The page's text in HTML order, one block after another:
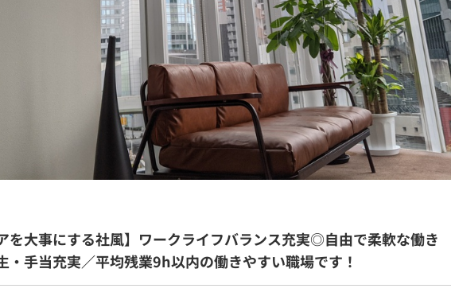
を大事にする社風】ワークライフバランス充実◎自由で柔軟な働き
・手当充実／平均残業9h以内の働きやすい職場です！